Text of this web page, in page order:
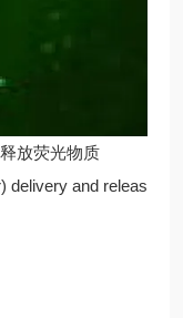
放荧光物质
delivery and releas